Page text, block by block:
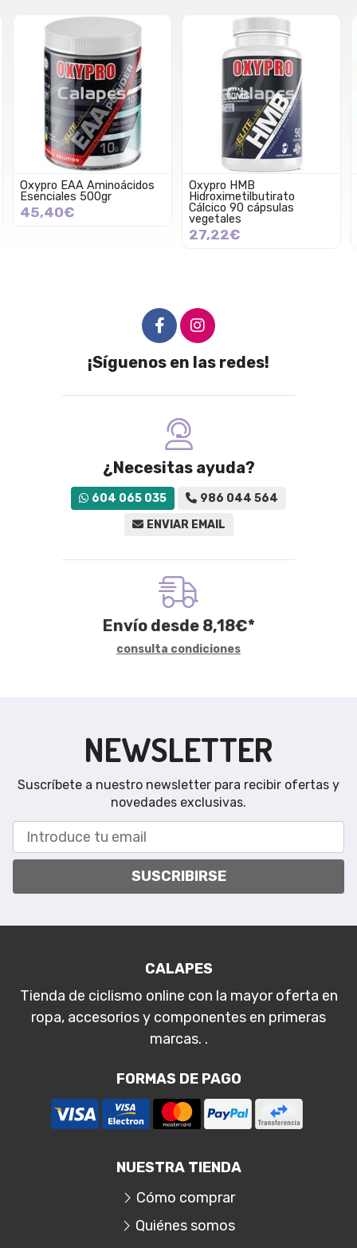
Oxypro EAA Aminoácidos
Esenciales 500gr
45,40€
Oxypro HMB
Hidroximetilbutirato
Cálcico 90 cápsulas
vegetales
27,22€
¡Síguenos en las redes!
¿Necesitas ayuda?
604 065 035
986 044 564
ENVIAR EMAIL
Envío desde 8,18€*
consulta condiciones
NEWSLETTER
Suscríbete a nuestro newsletter para recibir ofertas y
novedades exclusivas.
SUSCRIBIRSE
CALAPES
Tienda de ciclismo online con la mayor oferta en
ropa, accesorios y componentes en primeras
marcas. .
FORMAS DE PAGO
NUESTRA TIENDA
Cómo comprar
Quiénes somos